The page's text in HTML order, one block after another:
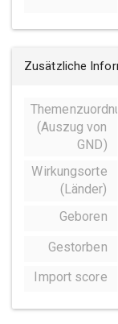
Zusätzliche
(Auszug von
GND)
Wirkungsorte
(Länder)
Geboren
Gestorben
Import score